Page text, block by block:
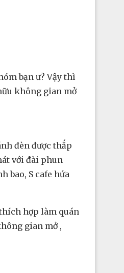
bạn ư? Vậy thì
không gian mở
đèn được thắp
với đài phun
bao, S cafe hứa
hợp làm quán
gian mở ,